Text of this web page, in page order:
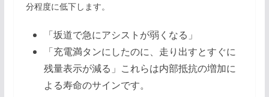
分程度に低下します。
「坂道で急にアシストが弱くなる」
「充電満タンにしたのに、走り出すとすぐに
残量表示が減る」これらは内部抵抗の増加に
よる寿命のサインです。